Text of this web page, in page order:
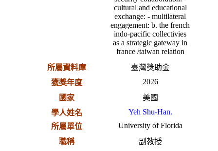
cultural and educational
exchange: - multilateral
engagement: b. the french
indo-pacific collectivies
as a strategic gateway in
france /taiwan relation
所屬資料庫
臺灣獎助金
獲獎年度
2026
國家
美國
學人姓名
Yeh Shu-Han.
所屬單位
University of Florida
職稱
副教授